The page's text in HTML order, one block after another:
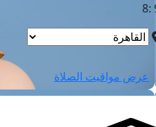
عرض مواقيت الصلاة